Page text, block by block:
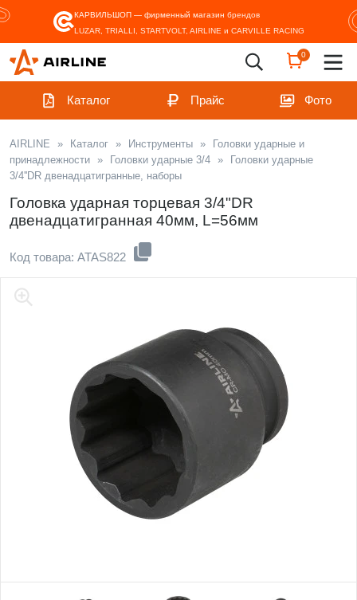
КАРВИЛЬШОП — фирменный магазин брендов
LUZAR, TRIALLI, STARTVOLT, AIRLINE и CARVILLE RACING
0
Каталог Прайс Фото
AIRLINE » Каталог » Инструменты »
Головки ударные и
принадлежности » Головки ударные 3/4 »
Головки ударные
3/4''DR двенадцатигранные, наборы
Головка ударная торцевая 3/4"DR
двенадцатигранная 40мм, L=56мм
Код товара: ATAS822